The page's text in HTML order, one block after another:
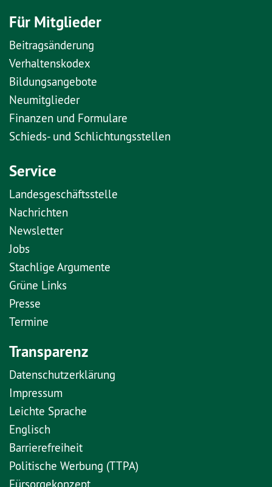
Für Mitglieder
Beitragsänderung
Verhaltenskodex
Bildungsangebote
Neumitglieder
Finanzen und Formulare
Schieds- und Schlichtungsstellen
Service
Landesgeschäftsstelle
Nachrichten
Newsletter
Jobs
Stachlige Argumente
Grüne Links
Presse
Termine
Transparenz
Datenschutzerklärung
Impressum
Leichte Sprache
Englisch
Barrierefreiheit
Politische Werbung (TTPA)
Fürsorgekonzept